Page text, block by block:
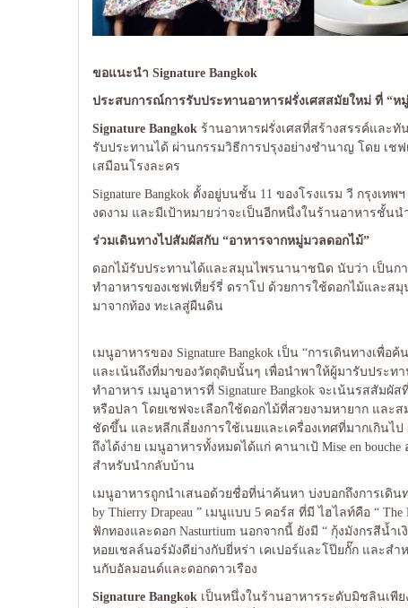
ขอแนะนำ Signature Bangkok
ประสบการณ์การรับประทานอาหารฝรั่งเศสสมัยใหม่ ที่ “ห
Signature Bangkok ร้านอาหารฝรั่งเศสที่สร้างสรรค์และ
รับประทานได้ ผ่านกรรมวิธีการปรุงอย่างชำนาญ โดย เชฟ
เสมือนโรงละคร
Signature Bangkok ตั้งอยู่บนชั้น 11 ของโรงแรม วี กรุงเ
งดงาม และมีเป้าหมายว่าจะเป็นอีกหนึ่งในร้านอาหารชั้น
ร่วมเดินทางไปสัมผัสกับ “อาหารจากหมู่มวลดอกไม้”
ดอกไม้รับประทานได้และสมุนไพรนานาชนิด นับว่า เป็นก
ทำอาหารของเชฟเที่ยร์รี่ ดราโป ด้วยการใช้ดอกไม้และ
มาจากท้อง ทะเลสู่ผืนดิน
เมนูอาหารของ Signature Bangkok เป็น “การเดินทางเพื่
และเน้นถึงที่มาของวัตถุดิบนั้นๆ เพื่อนำพาให้ผู้มารับประ
ทำอาหาร เมนูอาหารที่ Signature Bangkok จะเน้นรสสัม
หรือปลา โดยเชฟจะเลือกใช้ดอกไม้ที่สวยงามหายาก และ
ชัดขึ้น และหลีกเลี่ยงการใช้เนยและเครื่องเทศที่มากเกินไ
ถึงได้ง่าย เมนูอาหารทั้งหมดได้แก่ คานาเป้ Mise en
สำหรับนำกลับบ้าน
เมนูอาหารถูกนำเสนอด้วยชื่อที่น่าค้นหา บ่งบอกถึงการเดินท
by Thierry Drapeau ” เมนูแบบ 5 คอร์ส ที่มี ไฮไลท์คือ “
ฟักทองและดอก Nasturtium นอกจากนี้ ยังมี “ กุ้งมังกรสีน้
หอยเชลล์นอร์มังดีย่างกับยี่หร่า เคเปอร์และโป๊ยกั๊ก และส
นกับอัลมอนด์และดอกดาวเรือง
Signature Bangkok เป็นหนึ่งในร้านอาหารระดับมิชลินเพี